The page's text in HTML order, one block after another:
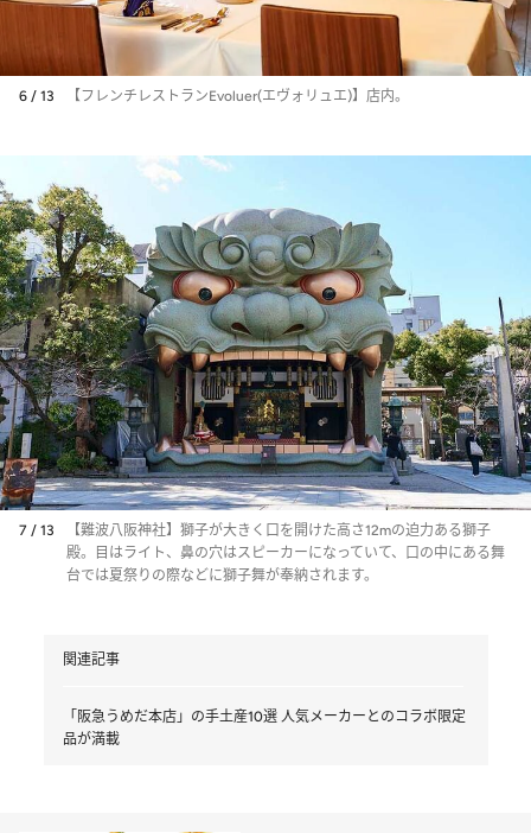
6 / 13 【フレンチレストランEvoluer(エヴォリュエ)】店内。
7 / 13
【難波八阪神社】獅子が大きく口を開けた高さ12mの迫力ある獅子
殿。目はライト、鼻の穴はスピーカーになっていて、口の中にある舞
台では夏祭りの際などに獅子舞が奉納されます。
関連記事
「阪急うめだ本店」の手土産10選 人気メーカーとのコラボ限定
品が満載